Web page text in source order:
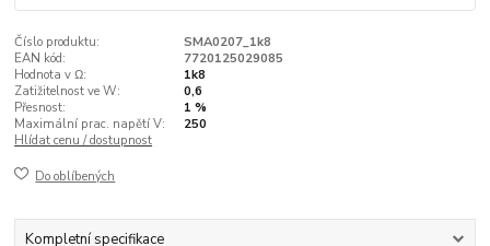
Číslo produktu:
SMA0207_1k8
EAN kód:
7720125029085
Hodnota v Ω:
1k8
Zatižitelnost ve W:
0,6
Přesnost:
1 %
Maximální prac. napětí V:
250
Hlídat cenu / dostupnost
Do oblíbených
Kompletní specifikace